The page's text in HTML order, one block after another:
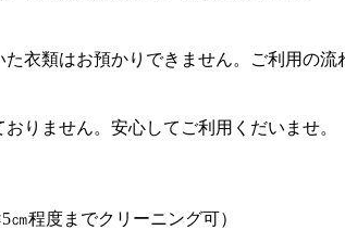
衣類はお預かりできません。ご利用の
りません。安心してご利用くだいませ。
程度までクリーニング可）